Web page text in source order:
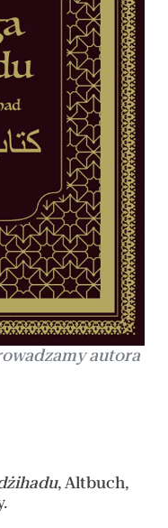
autora
, Altbuch,